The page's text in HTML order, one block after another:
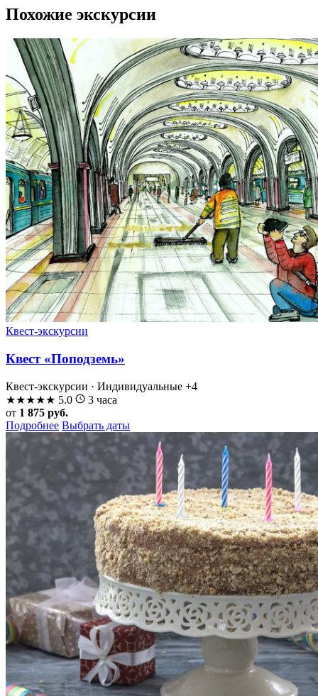
Похожие экскурсии
Квест-экскурсии
Квест «Поподземь»
Квест-экскурсии · Индивидуальные +4
★★★★★ 5.0
3 часа
от 1 875 руб.
Подробнее Выбрать даты